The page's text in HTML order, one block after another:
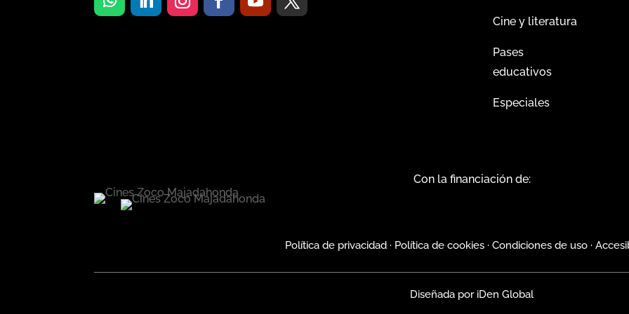
Cine y literatura
Pases
educativos
Especiales
Con la financiación de:
Política de privacidad · Política de cookies · Condiciones de uso ·
Diseñada poriDen Global